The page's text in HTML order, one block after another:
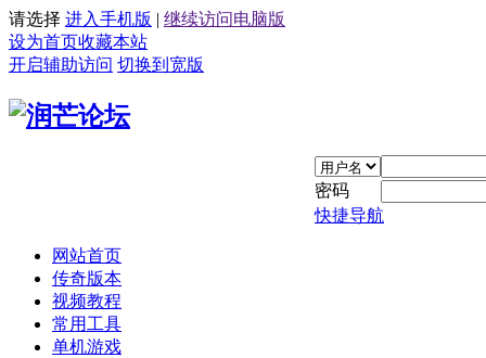
请选择 进入手机版 | 继续访问电脑版
设为首页收藏本站
开启辅助访问 切换到宽版
密码
快捷导航
网站首页
传奇版本
视频教程
常用工具
单机游戏